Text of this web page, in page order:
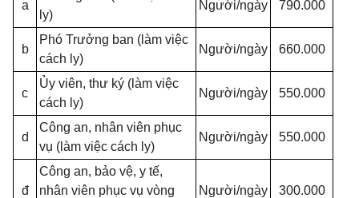
a
ly)
Người/ngày 790.000
b
Phó Trưởng ban (làm việc
cách ly)
Người/ngày 660.000
c
Ủy viên, thư ký (làm việc
cách ly)
Người/ngày 550.000
d
Công an, nhân viên phục
vụ (làm việc cách ly)
Người/ngày 550.000
đ
Công an, bảo vệ, y tế,
nhân viên phục vụ vòng
Người/ngày 300.000